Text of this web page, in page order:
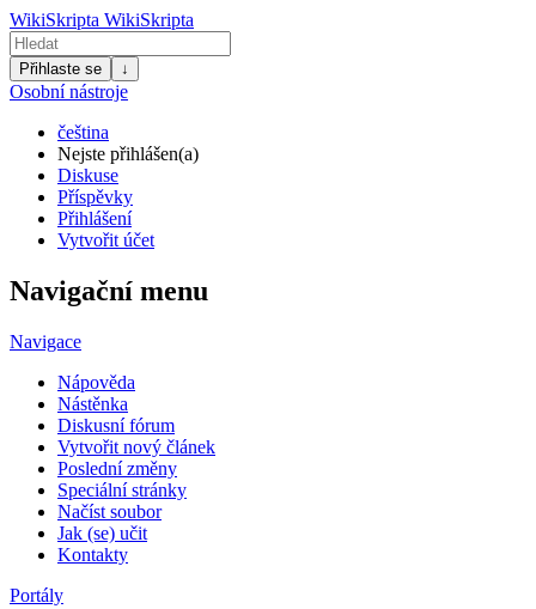
WikiSkripta WikiSkripta
Přihlaste se ↓
Osobní nástroje
čeština
Nejste přihlášen(a)
Diskuse
Příspěvky
Přihlášení
Vytvořit účet
Navigační menu
Navigace
Nápověda
Nástěnka
Diskusní fórum
Vytvořit nový článek
Poslední změny
Speciální stránky
Načíst soubor
Jak (se) učit
Kontakty
Portály